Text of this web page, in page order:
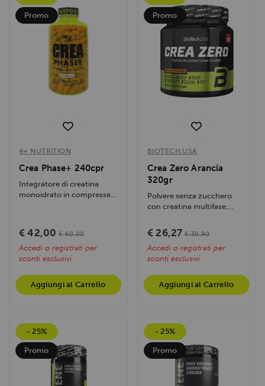
Promo
4+ NUTRITION
Crea Phase+ 240cpr
Integratore di creatina
monoidrato in compresse a
€ 42,00 € 60,00
Accedi o registrati per
sconti esclusivi
Aggiungi al Carrello
Promo
BIOTECH USA
Crea Zero Arancia
320gr
Polvere senza zucchero
con creatina multifase,
per migliorare...
€ 26,27 € 30,90
Accedi o registrati per
sconti esclusivi
Aggiungi al Carrello
- 25%
Promo
- 25%
Promo